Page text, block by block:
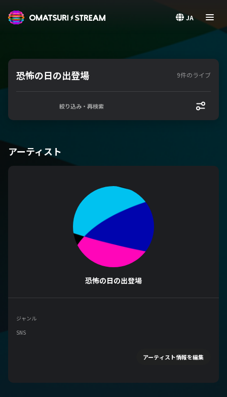
JA
恐怖の日の出登場 9件のライブ
絞り込み・再検索
アーティスト
恐怖の日の出登場
ジャンル
SNS
アーティスト情報を編集